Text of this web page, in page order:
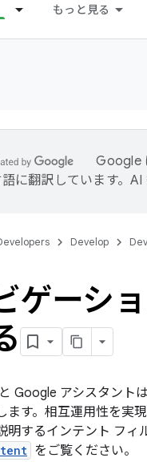
もっと見る
Google
に翻訳しています。AI
Develop
ゲーシ
Google アシスタント
ます。相互運用性を実
明するインテント フィ
をご覧ください。